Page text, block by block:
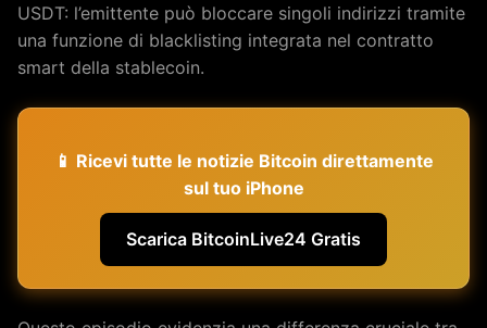
USDT: l’emittente può bloccare singoli indirizzi tramite
una funzione di blacklisting integrata nel contratto
smart della stablecoin.
📱 Ricevi tutte le notizie Bitcoin direttamente
sul tuo iPhone
Scarica BitcoinLive24 Gratis